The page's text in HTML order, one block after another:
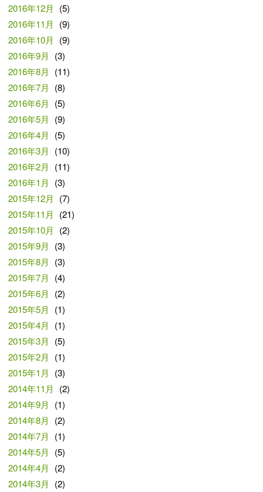
2016年12月
(5)
2016年11月
(9)
2016年10月
(9)
2016年9月
(3)
2016年8月
(11)
2016年7月
(8)
2016年6月
(5)
2016年5月
(9)
2016年4月
(5)
2016年3月
(10)
2016年2月
(11)
2016年1月
(3)
2015年12月
(7)
2015年11月
(21)
2015年10月
(2)
2015年9月
(3)
2015年8月
(3)
2015年7月
(4)
2015年6月
(2)
2015年5月
(1)
2015年4月
(1)
2015年3月
(5)
2015年2月
(1)
2015年1月
(3)
2014年11月
(2)
2014年9月
(1)
2014年8月
(2)
2014年7月
(1)
2014年5月
(5)
2014年4月
(2)
2014年3月
(2)